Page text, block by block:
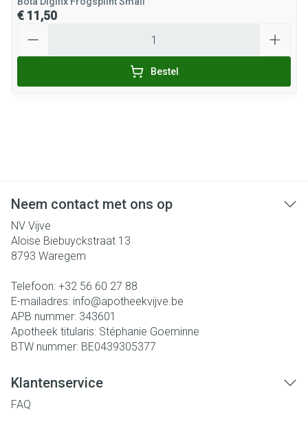
€ 11,50
Bestel
Neem contact met ons op
NV Vijve
Aloise Biebuyckstraat 13
8793 Waregem
Telefoon: +32 56 60 27 88
E-mailadres: info@apotheekvijve.be
APB nummer: 343601
Apotheek titularis: Stéphanie Goeminne
BTW nummer: BE0439305377
Klantenservice
FAQ